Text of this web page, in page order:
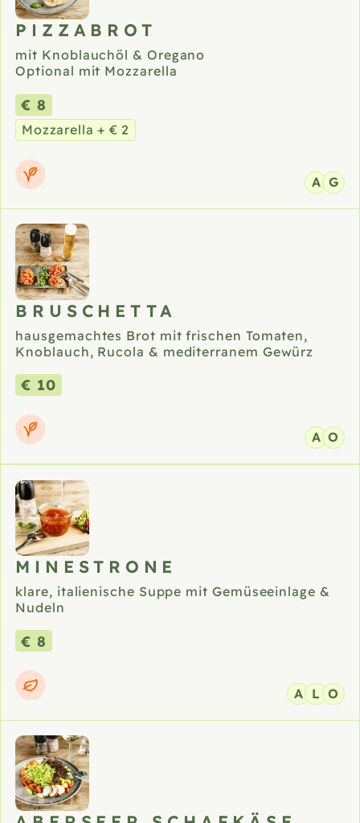
PIZZABROT
mit Knoblauchöl & Oregano
Optional mit Mozzarella
€ 8
Mozzarella + € 2
A G
BRUSCHETTA
hausgemachtes Brot mit frischen Tomaten,
Knoblauch, Rucola & mediterranem Gewürz
€ 10
A O
MINESTRONE
klare, italienische Suppe mit Gemüseeinlage &
Nudeln
€ 8
A L O